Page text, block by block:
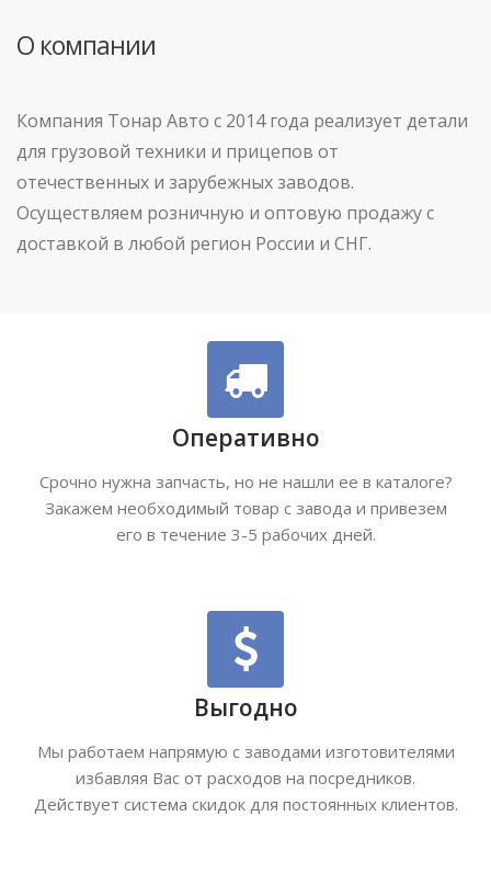
О компании
Компания Тонар Авто с 2014 года реализует детали
для грузовой техники и прицепов от
отечественных и зарубежных заводов.
Осуществляем розничную и оптовую продажу с
доставкой в любой регион России и СНГ.
Оперативно
Срочно нужна запчасть, но не нашли ее в каталоге?
Закажем необходимый товар с завода и привезем
его в течение 3-5 рабочих дней.
Выгодно
Мы работаем напрямую с заводами изготовителями
избавляя Вас от расходов на посредников.
Действует система скидок для постоянных клиентов.